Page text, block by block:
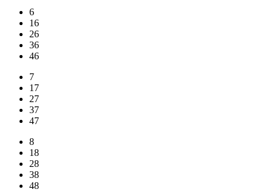
6
16
26
36
46
7
17
27
37
47
8
18
28
38
48